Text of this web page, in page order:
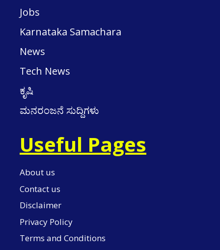
Jobs
Karnataka Samachara
News
Tech News
ಕೃಷಿ
ಮನರಂಜನೆ ಸುದ್ದಿಗಳು
Useful Pages
About us
Contact us
Disclaimer
Privacy Policy
Terms and Conditions